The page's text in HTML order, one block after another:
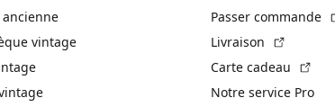
vintage
Passer commande
Livraison
Carte cadeau
Notre service Pro